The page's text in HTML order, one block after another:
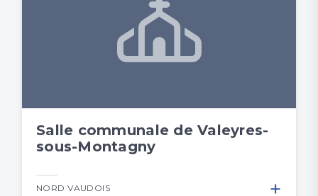
Salle communale de Valeyres-
sous-Montagny
NORD VAUDOIS +